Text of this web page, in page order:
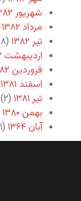
شهریور ۱۳۸۲
مرداد ۱۳۸۲
تیر ۱۳۸۲
(۹۸)
اردیبهشت ۱۳۸۲
فروردین ۱۳۸۲
اسفند ۱۳۸۱
تیر ۱۳۸۱
(۲)
بهمن ۱۳۸۰
آبان ۱۳۶۴
(۱)